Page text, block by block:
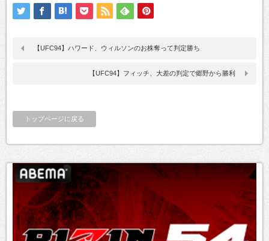
【UFC94】ハワード、ウィルソンのお株奪って判定勝ち
【UFC94】フィッチ、大差の判定で郷野から勝利
トップページに戻る